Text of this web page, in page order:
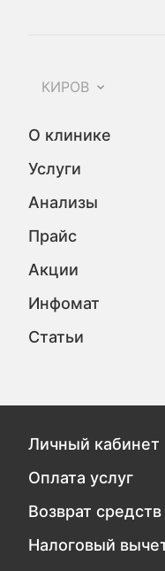
КИРОВ
О клинике
Услуги
Анализы
Прайс
Акции
Инфомат
Статьи
Личный кабинет
Оплата услуг
Возврат средств
Налоговый